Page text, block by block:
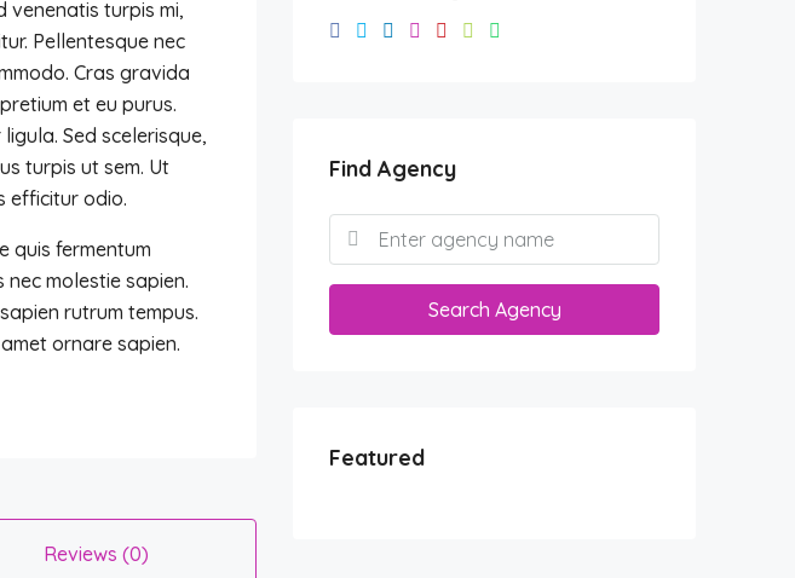
venenatis turpis mi,
Pellentesque nec
Cras gravida
et eu purus.
Sed scelerisque,
turpis ut sem. Ut
efficitur odio.
quis fermentum
molestie sapien.
rutrum tempus.
ornare sapien.
Reviews (0)
Find Agency
Search Agency
Featured